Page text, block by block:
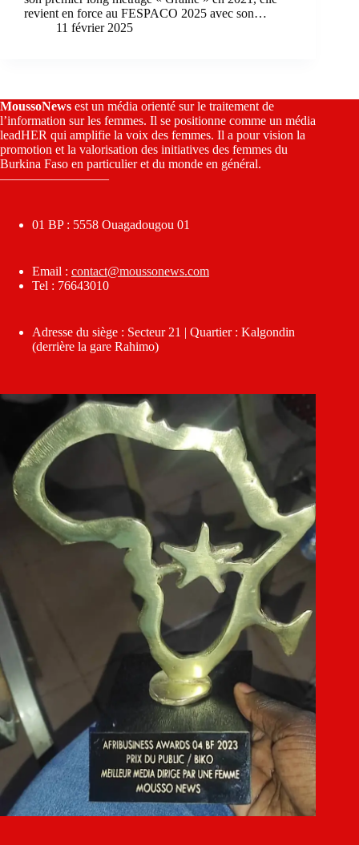
revient en force au FESPACO 2025 avec son…
11 février 2025
MoussoNews est un média orienté sur le traitement de
l’information sur les femmes. Il se positionne comme un média
leadHER qui amplifie la voix des femmes. Il a pour vision la
promotion et la valorisation des initiatives des femmes du
Burkina Faso en particulier et du monde en général.
————————–
01 BP : 5558 Ouagadougou 01
Email : contact@moussonews.com
Tel : 76643010
Adresse du siège : Secteur 21 | Quartier : Kalgondin
(derrière la gare Rahimo)